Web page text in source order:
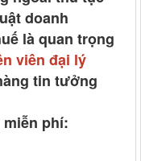
doanh
là quan trọng
viên đại lý
tin tưởng
phí: